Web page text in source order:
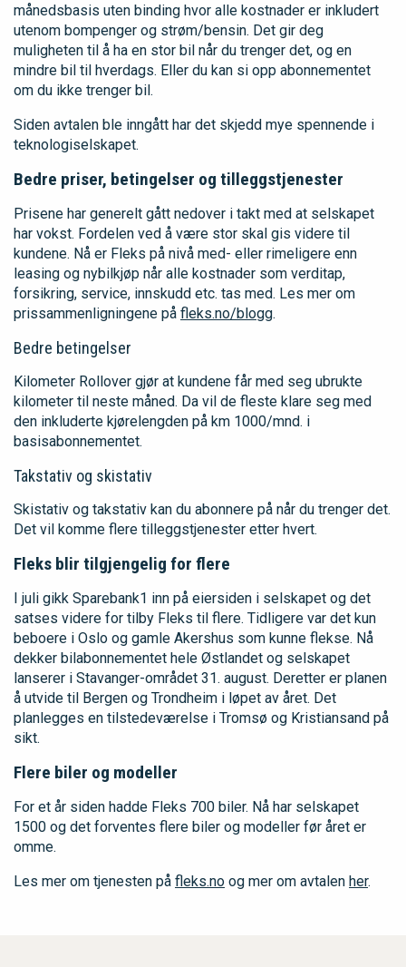
månedsbasis uten binding hvor alle kostnader er inkludert
utenom bompenger og strøm/bensin. Det gir deg
muligheten til å ha en stor bil når du trenger det, og en
mindre bil til hverdags. Eller du kan si opp abonnementet
om du ikke trenger bil.
Siden avtalen ble inngått har det skjedd mye spennende i
teknologiselskapet.
Bedre priser, betingelser og tilleggstjenester
Prisene har generelt gått nedover i takt med at selskapet
har vokst. Fordelen ved å være stor skal gis videre til
kundene. Nå er Fleks på nivå med- eller rimeligere enn
leasing og nybilkjøp når alle kostnader som verditap,
forsikring, service, innskudd etc. tas med. Les mer om
prissammenligningene på fleks.no/blogg.
Bedre betingelser
Kilometer Rollover gjør at kundene får med seg ubrukte
kilometer til neste måned. Da vil de fleste klare seg med
den inkluderte kjørelengden på km 1000/mnd. i
basisabonnementet.
Takstativ og skistativ
Skistativ og takstativ kan du abonnere på når du trenger det.
Det vil komme flere tilleggstjenester etter hvert.
Fleks blir tilgjengelig for flere
I juli gikk Sparebank1 inn på eiersiden i selskapet og det
satses videre for tilby Fleks til flere. Tidligere var det kun
beboere i Oslo og gamle Akershus som kunne flekse. Nå
dekker bilabonnementet hele Østlandet og selskapet
lanserer i Stavanger-området 31. august. Deretter er planen
å utvide til Bergen og Trondheim i løpet av året. Det
planlegges en tilstedeværelse i Tromsø og Kristiansand på
sikt.
Flere biler og modeller
For et år siden hadde Fleks 700 biler. Nå har selskapet
1500 og det forventes flere biler og modeller før året er
omme.
Les mer om tjenesten på fleks.no og mer om avtalen her.